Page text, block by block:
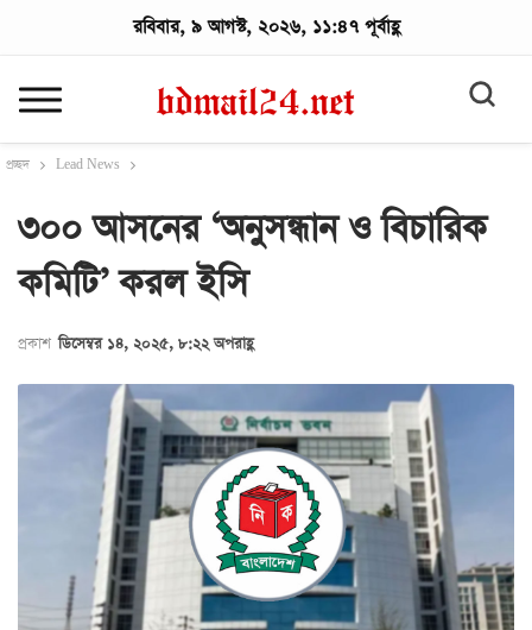
রবিবার, ৯ আগস্ট, ২০২৬, ১১:৪৭ পূর্বাহ্ণ
প্রচ্ছদ Lead News
৩০০ আসনের ‘অনুসন্ধান ও বিচারিক
কমিটি’ করল ইসি
প্রকাশ ডিসেম্বর ১৪, ২০২৫, ৮:২২ অপরাহ্ণ